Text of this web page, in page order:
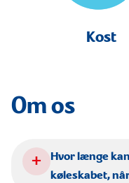
Kost
Om os
+
Hvor længe
køleskabet,